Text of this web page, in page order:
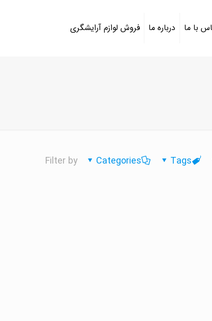
با ما درباره ما فروش لوازم آرایشگری
Filter by Categories Tags